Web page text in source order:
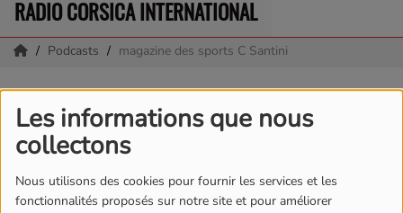
Les informations que nous
collectons
Nous utilisons des cookies pour fournir les services et les
fonctionnalités proposés sur notre site et pour améliorer
RADIO CORSICA INTERNATIONAL
Podcasts magazine des sports C Santini
magazine des sports C
Santini